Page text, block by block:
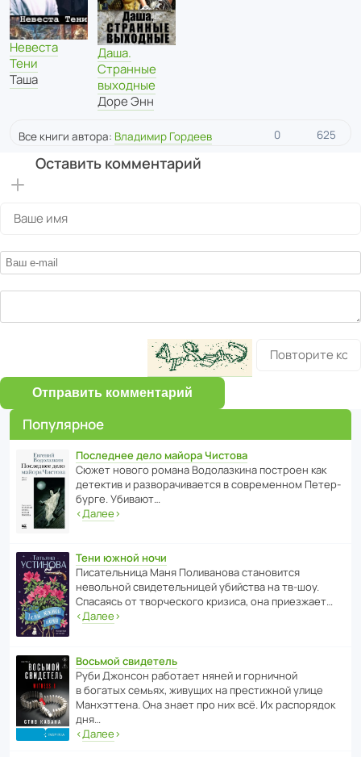
Невеста
Тени
Таша
Даша.
Странные
выходные
Доре Энн
Все книги автора: Владимир Гордеев 0 625
Оставить комментарий
Отправить комментарий
Популярное
Последнее дело майора Чистова
Сюжет нового романа Водо­ла­з­кина пост­роен как
дете­ктив и разво­ра­чи­ва­ется в совре­менном Пете­р­
бурге. Убивают…
‹Далее›
Тени южной ночи
Писа­тель­ница Маня Поли­ва­нова стано­вится
невольной свиде­тель­ницей убийства на тв-шоу.
Спасаясь от твор­че­с­кого кризиса, она приезжает…
‹Далее›
Восьмой свидетель
Руби Джонсон рабо­тает няней и горни­чной
в богатых семьях, живущих на прес­ти­жной улице
Манх­эт­тена. Она знает про них всё. Их распо­рядок
дня…
‹Далее›